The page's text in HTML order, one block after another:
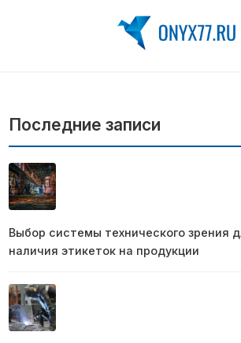
Последние записи
Выбор системы технического зрения
наличия этикеток на продукции